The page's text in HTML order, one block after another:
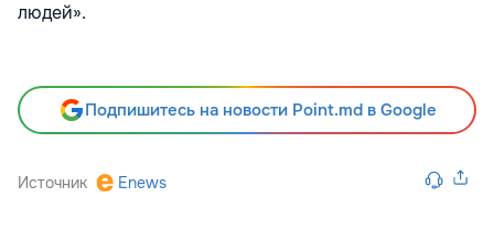
людей».
Подпишитесь на новости Point.md в Google
Источник Enews